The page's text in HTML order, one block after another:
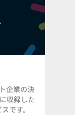
企業の決
収録した
です。